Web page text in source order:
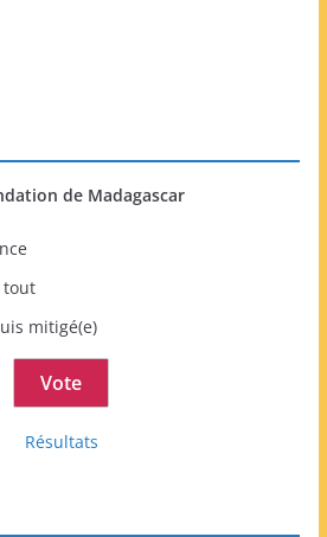
de Madagascar
tout
mitigé(e)
Résultats